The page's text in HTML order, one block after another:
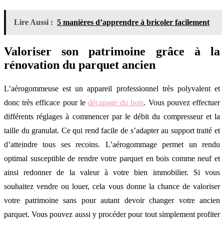
Lire Aussi : 5 manières d’apprendre à bricoler facilement
Valoriser son patrimoine grâce à la
rénovation du parquet ancien
L’aérogommeuse est un appareil professionnel très polyvalent et
donc très efficace pour le décapage du bois. Vous pouvez effectuer
différents réglages à commencer par le débit du compresseur et la
taille du granulat. Ce qui rend facile de s’adapter au support traité et
d’atteindre tous ses recoins. L’aérogommage permet un rendu
optimal susceptible de rendre votre parquet en bois comme neuf et
ainsi redonner de la valeur à votre bien immobilier. Si vous
souhaitez vendre ou louer, cela vous donne la chance de valoriser
votre patrimoine sans pour autant devoir changer votre ancien
parquet. Vous pouvez aussi y procéder pour tout simplement profiter